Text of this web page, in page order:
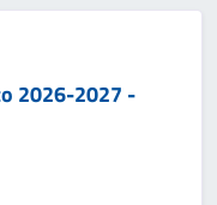
2026-2027 -